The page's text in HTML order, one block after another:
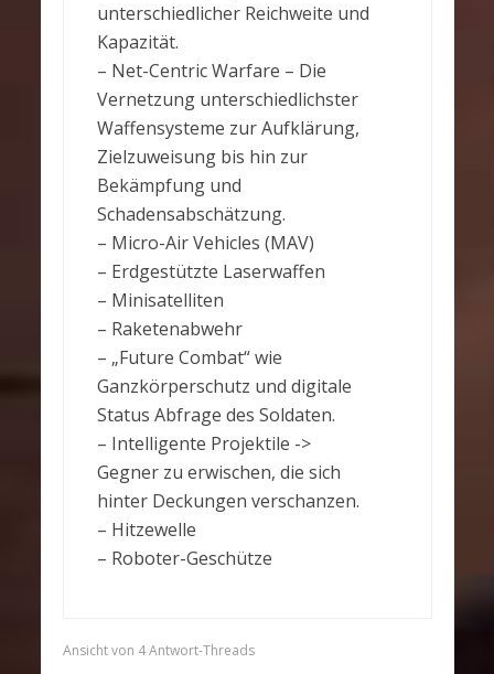
unterschiedlicher Reichweite und
Kapazität.
– Net-Centric Warfare – Die
Vernetzung unterschiedlichster
Waffensysteme zur Aufklärung,
Zielzuweisung bis hin zur
Bekämpfung und
Schadensabschätzung.
– Micro-Air Vehicles (MAV)
– Erdgestützte Laserwaffen
– Minisatelliten
– Raketenabwehr
– „Future Combat“ wie
Ganzkörperschutz und digitale
Status Abfrage des Soldaten.
– Intelligente Projektile ->
Gegner zu erwischen, die sich
hinter Deckungen verschanzen.
– Hitzewelle
– Roboter-Geschütze
Ansicht von 4 Antwort-Threads